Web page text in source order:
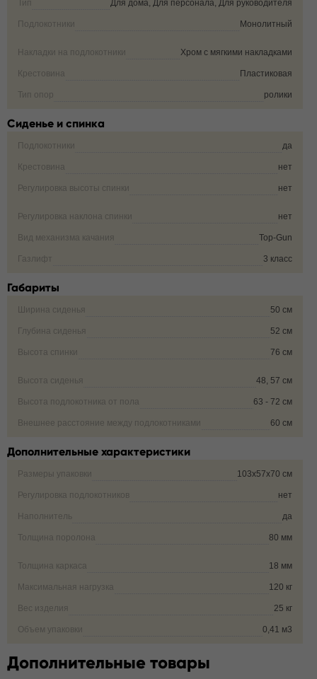
Тип Для дома, Для персонала, Для руководителя
Подлокотники Монолитный
Накладки на подлокотники Хром с мягкими накладками
Крестовина Пластиковая
Тип опор ролики
Сиденье и спинка
Подлокотники да
Крестовина нет
Регулировка высоты спинки нет
Регулировка наклона спинки нет
Вид механизма качания Top-Gun
Газлифт 3 класс
Габариты
Ширина сиденья 50 см
Глубина сиденья 52 см
Высота спинки 76 см
Высота сиденья 48, 57 см
Высота подлокотника от пола 63 - 72 см
Внешнее расстояние между подлокотниками 60 см
Дополнительные характеристики
Размеры упаковки 103х57х70 см
Регулировка подлокотников нет
Наполнитель да
Толщина поролона 80 мм
Толщина каркаса 18 мм
Максимальная нагрузка 120 кг
Вес изделия 25 кг
Объем упаковки 0,41 м3
Дополнительные товары